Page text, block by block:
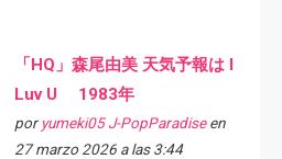
「HQ」森尾由美 天気予報は I
Luv U 1983年
por yumeki05 J-PopParadiseen
27 marzo 2026 a las 3:44